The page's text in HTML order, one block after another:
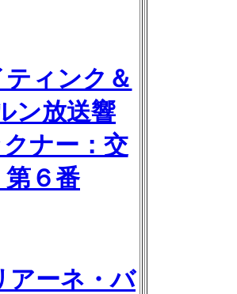
ィンク＆
ン放送響
ナー：交
第６番
アーネ・バ